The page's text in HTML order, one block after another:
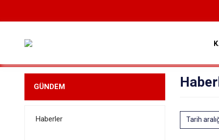
GÜNDEM
Haberler Tarih